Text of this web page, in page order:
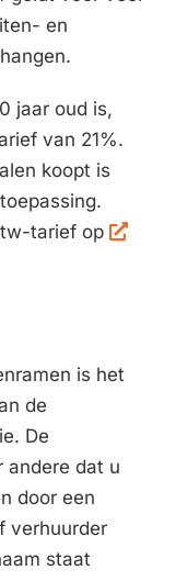
en
jaar oud is,
van 21%.
koopt is
tarief op
is het
de
De
andere dat u
door een
verhuurder
staat